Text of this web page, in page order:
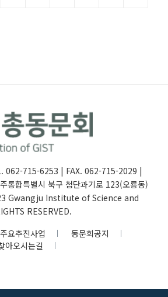
062-715-6253 | FAX. 062-715-2029 |
통합특별시 북구 첨단과기로 123(오룡동)
Gwangju Institute of Science and
RESERVED.
주요추진사업
동문회공지
아오시는길